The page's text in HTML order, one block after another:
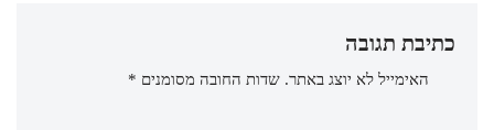
כתיבת תגובה
האימייל לא יוצג באתר. שדות החובה מסומנים *